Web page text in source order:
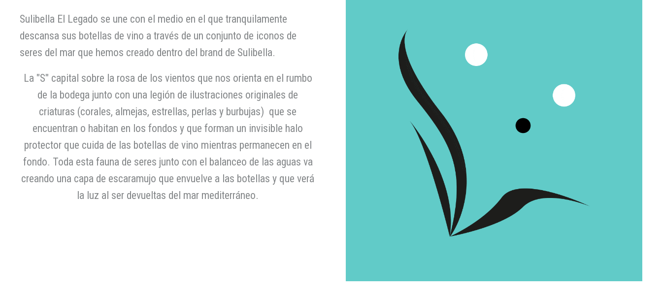
Sulibella El Legado se une con el medio en el que tranquilamente
descansa sus botellas de vino a través de un conjunto de iconos de
seres del mar que hemos creado dentro del brand de Sulibella.
La "S" capital sobre la rosa de los vientos que nos orienta en el rumbo
de la bodega junto con una legión de ilustraciones originales de
criaturas (corales, almejas, estrellas, perlas y burbujas) que se
encuentran o habitan en los fondos y que forman un invisible halo
protector que cuida de las botellas de vino mientras permanecen en el
fondo. Toda esta fauna de seres junto con el balanceo de las aguas va
creando una capa de escaramujo que envuelve a las botellas y que verá
la luz al ser devueltas del mar mediterráneo.